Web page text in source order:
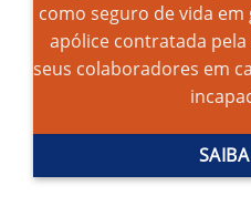
como seguro de vida
apólice contratada
seus colaboradores em